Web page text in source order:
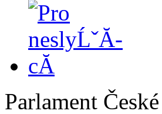
Parlament